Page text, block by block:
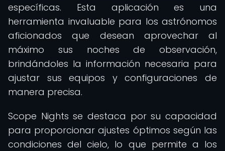
específicas. Esta aplicación es una
herramienta invaluable para los astrónomos
aficionados que desean aprovechar al
máximo sus noches de observación,
brindándoles la información necesaria para
ajustar sus equipos y configuraciones de
manera precisa.
Scope Nights se destaca por su capacidad
para proporcionar ajustes óptimos según las
condiciones del cielo, lo que permite a los